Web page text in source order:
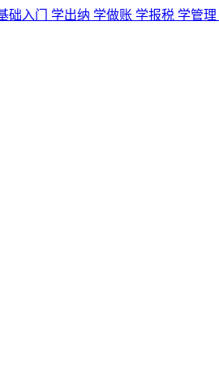
础入门 学出纳 学做账 学报税 学管理